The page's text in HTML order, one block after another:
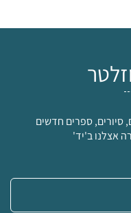
סיורים, ספרים חדשים
אצלנו ב'יד'